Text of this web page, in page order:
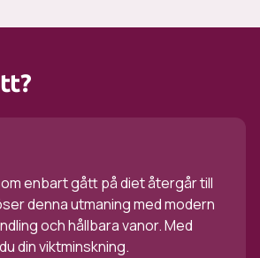
enbart gått på diet återgår till
denna utmaning med modern
och hållbara vanor. Med
din viktminskning.